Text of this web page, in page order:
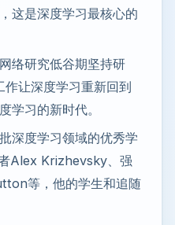
这是深度学习最核心的
络研究低谷期坚持研
让深度学习重新回到
学习的新时代。
深度学习领域的优秀学
Alex Krizhevsky、强
等，他的学生和追随